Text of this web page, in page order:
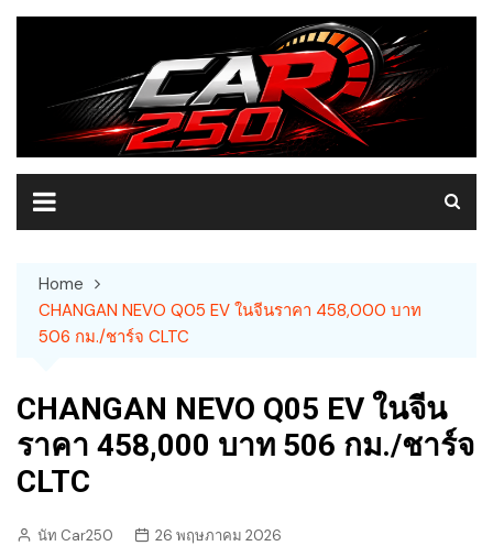
Skip
Home
CHANGAN NEVO Q05 EV ในจีนราคา 458,000 บาท
506 กม./ชาร์จ CLTC
CHANGAN NEVO Q05 EV ในจีน
ราคา 458,000 บาท 506 กม./ชาร์จ
CLTC
นัท Car250
26 พฤษภาคม 2026